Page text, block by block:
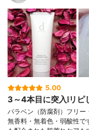
5.00
3～4本目に突入❕リ
パラベン（防腐剤）フリー
無香料・無着色・弱酸性で